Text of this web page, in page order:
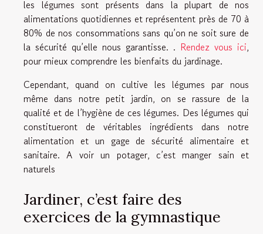
les légumes sont présents dans la plupart de nos
alimentations quotidiennes et représentent près de 70 à
80% de nos consommations sans qu’on ne soit sure de
la sécurité qu’elle nous garantisse. . Rendez vous ici,
pour mieux comprendre les bienfaits du jardinage.
Cependant, quand on cultive les légumes par nous
même dans notre petit jardin, on se rassure de la
qualité et de l’hygiène de ces légumes. Des légumes qui
constitueront de véritables ingrédients dans notre
alimentation et un gage de sécurité alimentaire et
sanitaire. A voir un potager, c’est manger sain et
naturels
Jardiner, c’est faire des
exercices de la gymnastique